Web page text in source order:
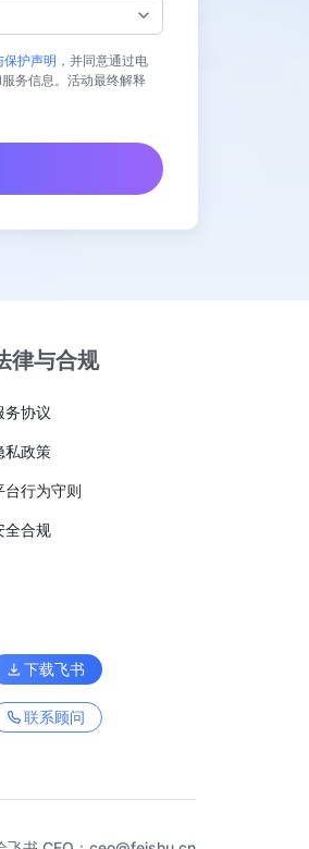
保护声明 ，并同意通过电
务信息。活动最终解释
律与合规
务协议
私政策
台行为守则
全合规
下载飞书
联系顾问